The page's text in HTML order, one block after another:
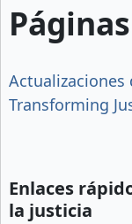
Actualizaciones
Transforming
Enlaces
la justicia